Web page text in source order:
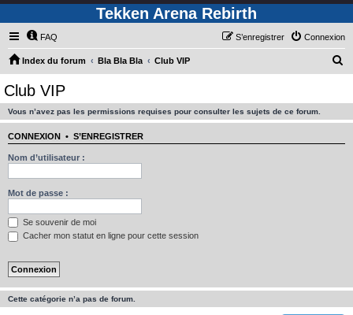
Tekken Arena Rebirth
FAQ Connexion
S’enregistrer
Index du forum Bla Bla Bla Club VIP
Club VIP
Vous n’avez pas les permissions requises pour consulter les sujets de ce forum.
CONNEXION • S’ENREGISTRER
Nom d’utilisateur :
Mot de passe :
Se souvenir de moi
Cacher mon statut en ligne pour cette session
Cette catégorie n’a pas de forum.